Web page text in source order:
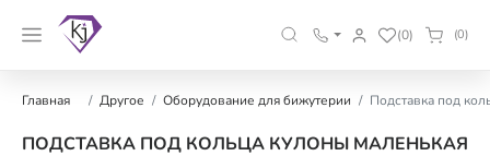
(0) (0)
Главная Другое Оборудование для бижутерии Подставка под
ПОДСТАВКА ПОД КОЛЬЦА КУЛОНЫ МАЛЕНЬКАЯ